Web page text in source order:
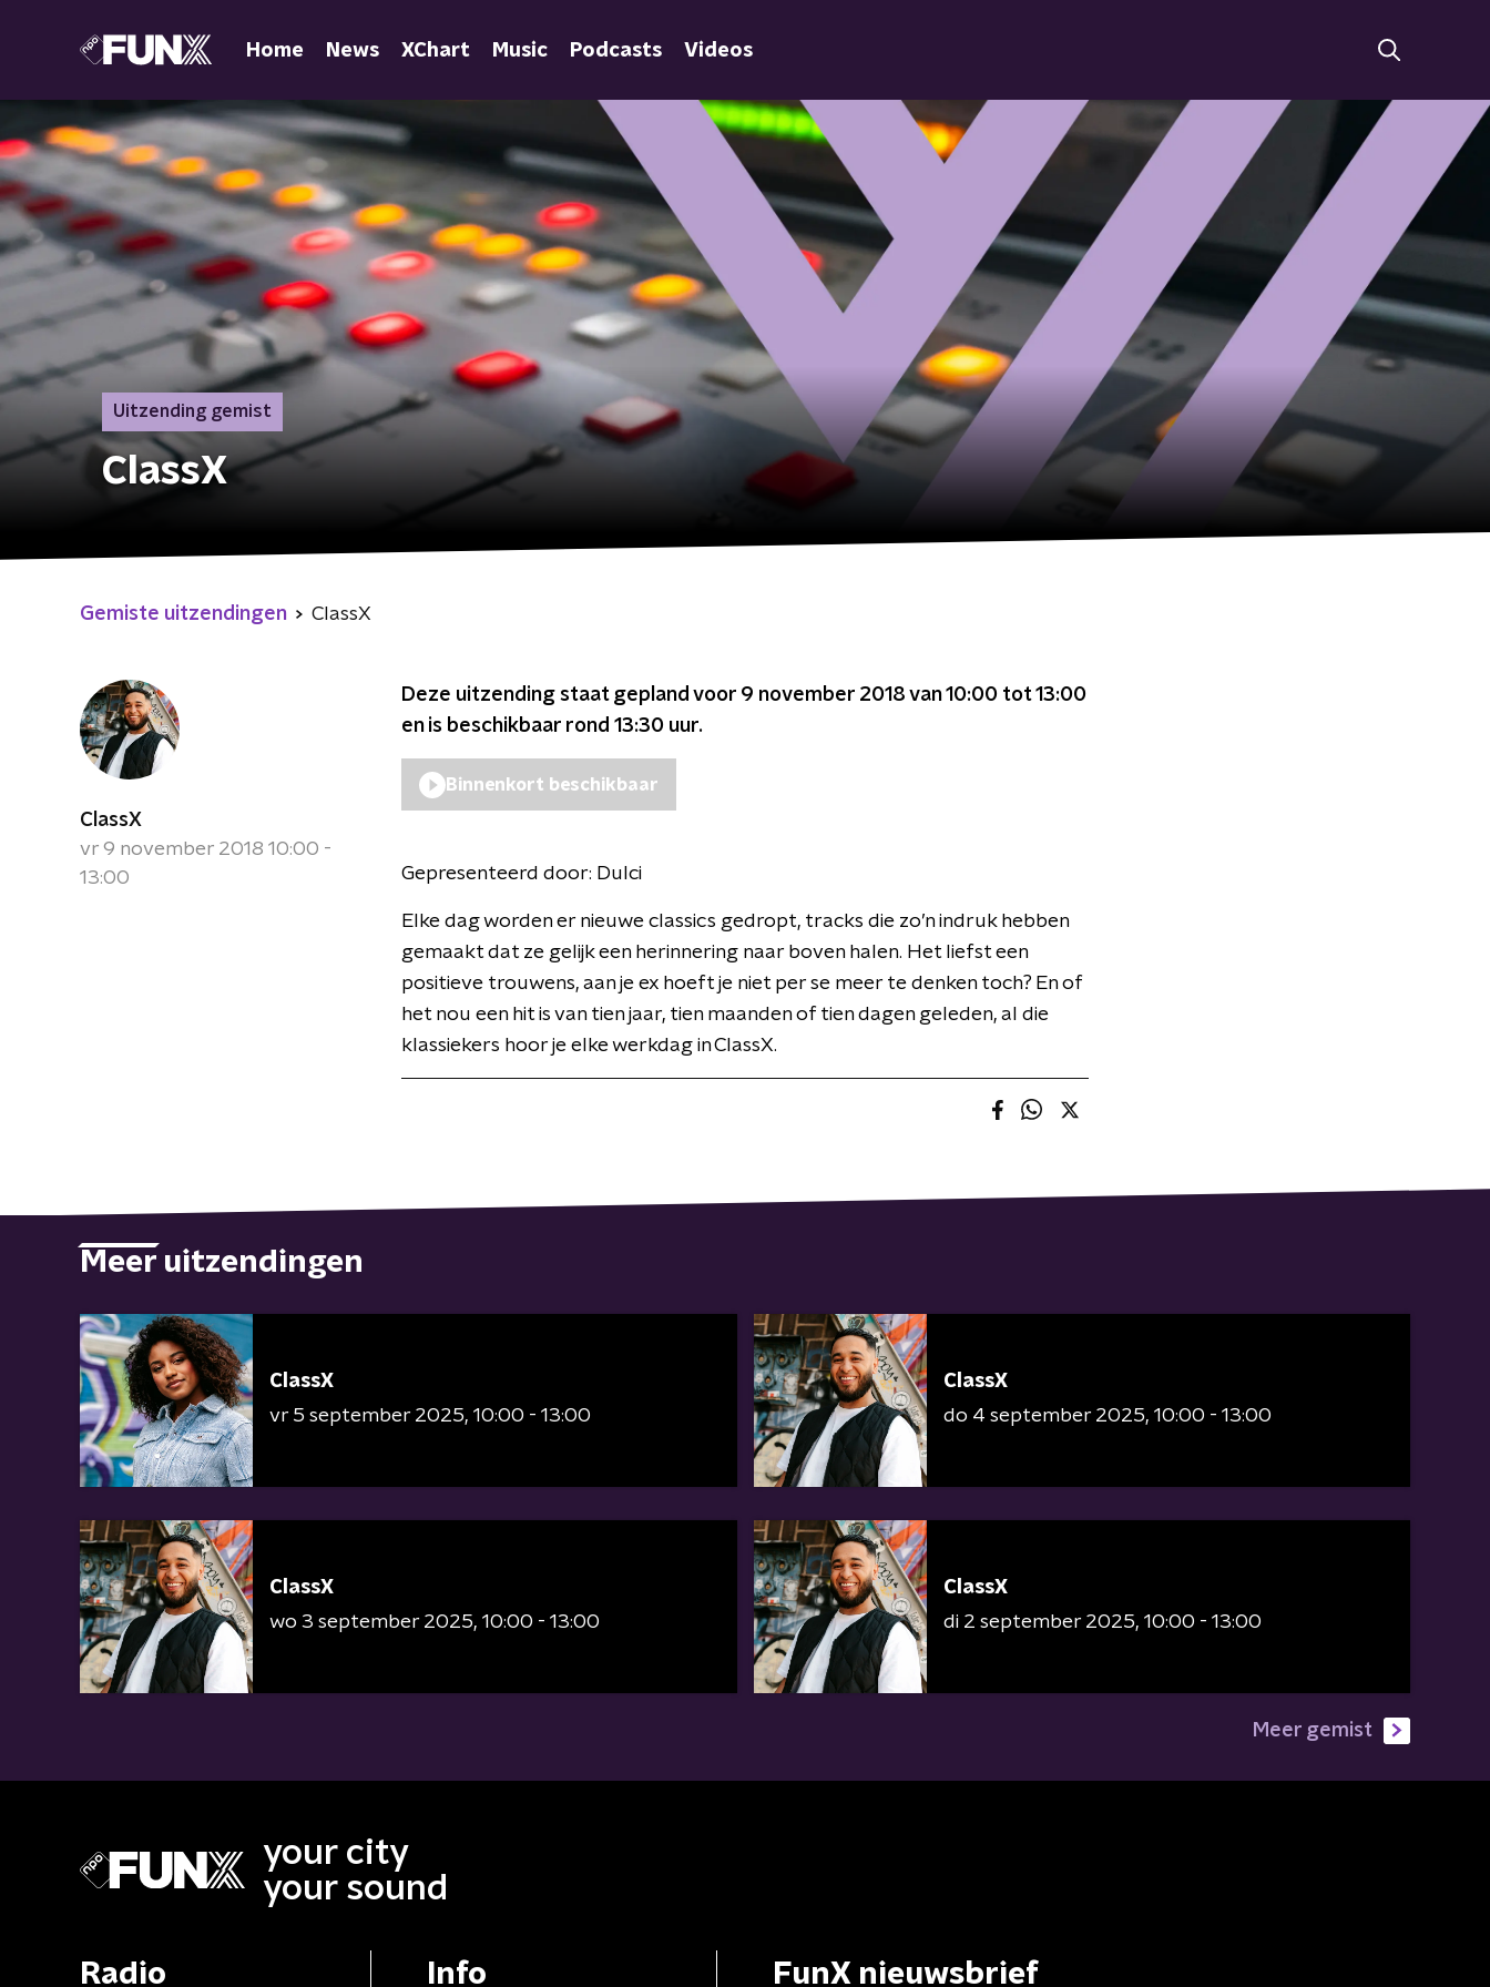
Home News XChart Music Podcasts Videos
Uitzending gemist
ClassX
Gemiste uitzendingen ClassX
ClassX
vr 9 november 2018 10:00 -
13:00
Deze uitzending staat gepland voor 9 november 2018 van 10:00 tot 13:00
en is beschikbaar rond 13:30 uur.
Binnenkort beschikbaar
Gepresenteerd door: Dulci
Elke dag worden er nieuwe classics gedropt, tracks die zo’n indruk hebben
gemaakt dat ze gelijk een herinnering naar boven halen. Het liefst een
positieve trouwens, aan je ex hoeft je niet per se meer te denken toch? En of
het nou een hit is van tien jaar, tien maanden of tien dagen geleden, al die
klassiekers hoor je elke werkdag in ClassX.
Meer uitzendingen
ClassX
vr 5 september 2025 10:00 - 13:00
ClassX
do 4 september 2025 10:00 - 13:00
ClassX
wo 3 september 2025 10:00 - 13:00
ClassX
di 2 september 2025 10:00 - 13:00
Meer gemist
your city
your sound
Radio Info FunX nieuwsbrief